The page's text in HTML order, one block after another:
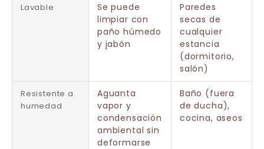
Lavable
Se puede
limpiar con
paño húmedo
y jabón
Paredes
secas de
cualquier
estancia
(dormitorio,
salón)
Resistente a
humedad
Aguanta
vapor y
condensación
ambiental sin
deformarse
Baño (fuera
de ducha),
cocina, aseos